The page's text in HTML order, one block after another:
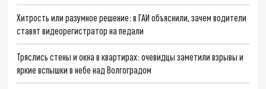
Хитрость или разумное решение: в ГАИ объяснили, зачем водители
ставят видеорегистратор на педали
Тряслись стены и окна в квартирах: очевидцы заметили взрывы и
яркие вспышки в небе над Волгоградом